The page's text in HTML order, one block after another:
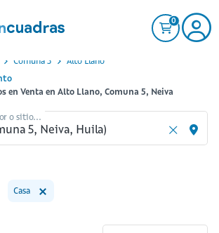
0
Comuna 5
Alto Llano
en Venta en Alto Llano, Comuna 5, Neiva
o sitio...
Casa